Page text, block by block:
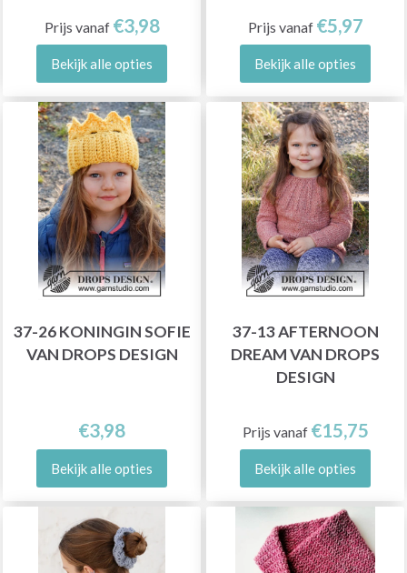
Prijs vanaf €3,98
Bekijk alle opties
Prijs vanaf €5,97
Bekijk alle opties
37-26 KONINGIN SOFIE
VAN DROPS DESIGN
€3,98
Bekijk alle opties
37-13 AFTERNOON
DREAM VAN DROPS
DESIGN
Prijs vanaf €15,75
Bekijk alle opties